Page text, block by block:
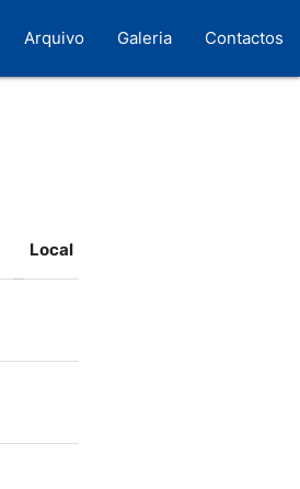
Arquivo Galeria Contactos
Local